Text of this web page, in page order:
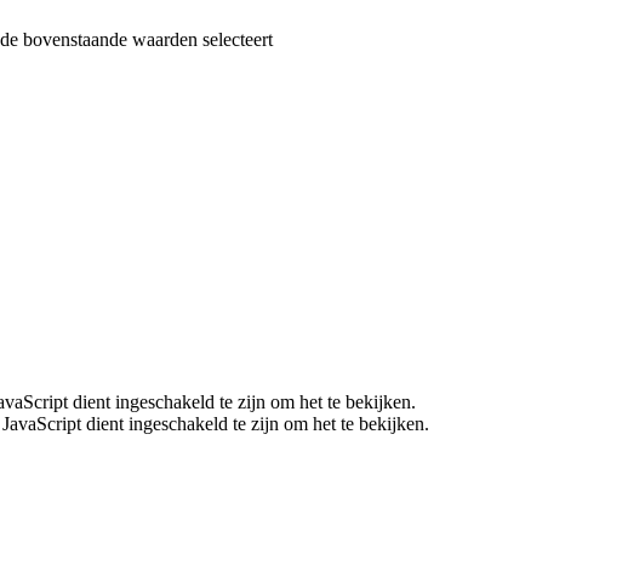
bovenstaande waarden selecteert
dient ingeschakeld te zijn om het te bekijken.
dient ingeschakeld te zijn om het te bekijken.